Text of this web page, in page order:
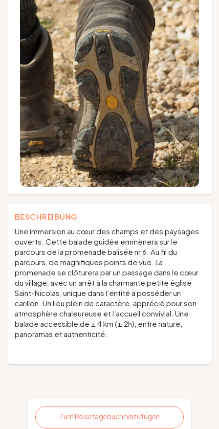
EN NL DE
BESCHREIBUNG
Une immersion au cœur des champs et des paysages
ouverts. Cette balade guidée emmènera sur le
parcours de la promenade balisée nr 6. Au fil du
parcours, de magnifiques points de vue. La
promenade se clôturera par un passage dans le cœur
du village, avec un arrêt à la charmante petite église
Saint-Nicolas, unique dans l’entité à posséder un
carillon. Un lieu plein de caractère, apprécié pour son
atmosphère chaleureuse et l’accueil convivial. Une
balade accessible de ± 4 km (± 2h), entre nature,
panoramas et authenticité.
Zum Reisetagebuch hinzufügen